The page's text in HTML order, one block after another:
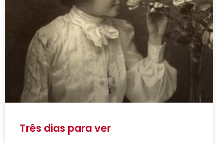
Três dias para ver